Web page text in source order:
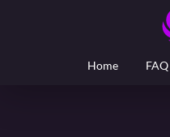
Home FAQ